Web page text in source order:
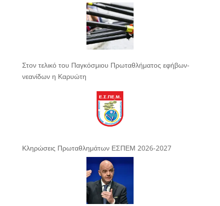
Στον τελικό του Παγκόσμιου Πρωταθλήματος εφήβων-
νεανίδων η Καρυώτη
Κληρώσεις Πρωταθλημάτων ΕΣΠΕΜ 2026-2027